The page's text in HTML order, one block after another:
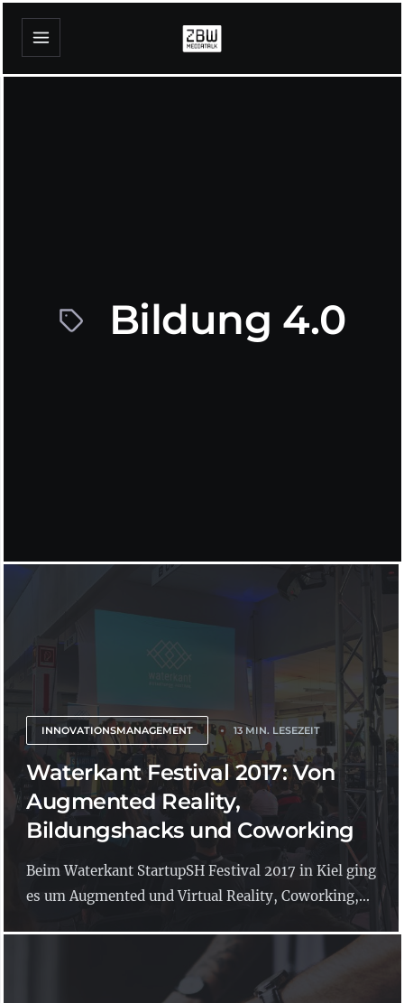
Bildung 4.0
INNOVATIONSMANAGEMENT 13 MIN. LESEZEIT
Waterkant Festival 2017: Von
Augmented Reality,
Bildungshacks und Coworking
Beim Waterkant StartupSH Festival 2017 in Kiel ging
es um Augmented und Virtual Reality, Coworking,...